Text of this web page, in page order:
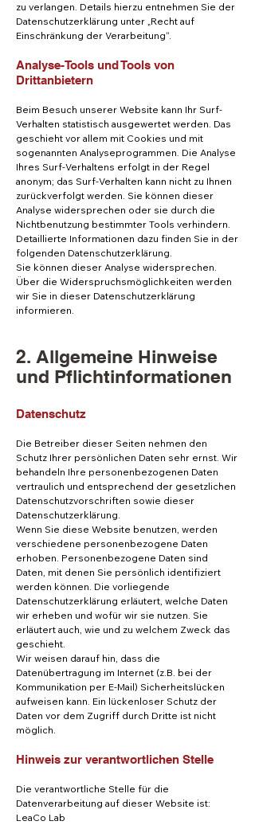
zu verlangen. Details hierzu entnehmen Sie der
Datenschutzerklärung unter „Recht auf
Einschränkung der Verarbeitung“.
Analyse-Tools und Tools von
Drittanbietern
Beim Besuch unserer Website kann Ihr Surf-
Verhalten statistisch ausgewertet werden. Das
geschieht vor allem mit Cookies und mit
sogenannten Analyseprogrammen. Die Analyse
Ihres Surf-Verhaltens erfolgt in der Regel
anonym; das Surf-Verhalten kann nicht zu Ihnen
zurückverfolgt werden. Sie können dieser
Analyse widersprechen oder sie durch die
Nichtbenutzung bestimmter Tools verhindern.
Detaillierte Informationen dazu finden Sie in der
folgenden Datenschutzerklärung.
Sie können dieser Analyse widersprechen.
Über die Widerspruchsmöglichkeiten werden
wir Sie in dieser Datenschutzerklärung
informieren.
2. Allgemeine Hinweise
und Pflichtinformationen
Datenschutz
Die Betreiber dieser Seiten nehmen den
Schutz Ihrer persönlichen Daten sehr ernst. Wir
behandeln Ihre personenbezogenen Daten
vertraulich und entsprechend der gesetzlichen
Datenschutzvorschriften sowie dieser
Datenschutzerklärung.
Wenn Sie diese Website benutzen, werden
verschiedene personenbezogene Daten
erhoben. Personenbezogene Daten sind
Daten, mit denen Sie persönlich identifiziert
werden können. Die vorliegende
Datenschutzerklärung erläutert, welche Daten
wir erheben und wofür wir sie nutzen. Sie
erläutert auch, wie und zu welchem Zweck das
geschieht.
Wir weisen darauf hin, dass die
Datenübertragung im Internet (z.B. bei der
Kommunikation per E-Mail) Sicherheitslücken
aufweisen kann. Ein lückenloser Schutz der
Daten vor dem Zugriff durch Dritte ist nicht
möglich.
Hinweis zur verantwortlichen Stelle
Die verantwortliche Stelle für die
Datenverarbeitung auf dieser Website ist:
LeaCo Lab